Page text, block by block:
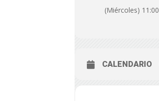
(Miércoles) 11:00
CALENDARIO